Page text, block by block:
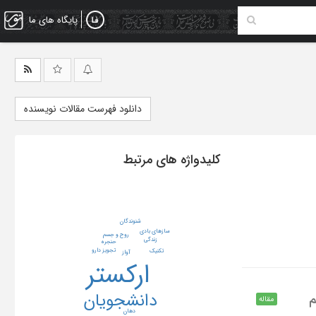
پایگاه های ما
دانلود فهرست مقالات نویسنده
مقاله
کلیدواژه های مرتبط
ارکستر
دانشجویان
آواز تجویز دارو تکنیک
حنجره
دهان
روح و جسم
زندگی
سازهای بادی
شنوندگان